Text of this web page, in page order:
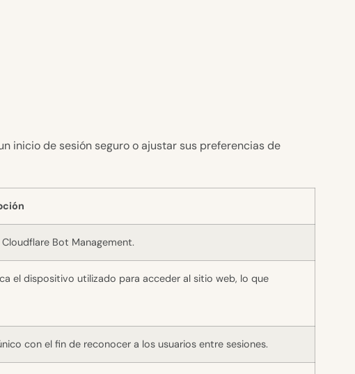
inicio de sesión seguro o ajustar sus preferencias de
Bot Management.
el dispositivo utilizado para acceder al sitio web, lo que
con el fin de reconocer a los usuarios entre sesiones.